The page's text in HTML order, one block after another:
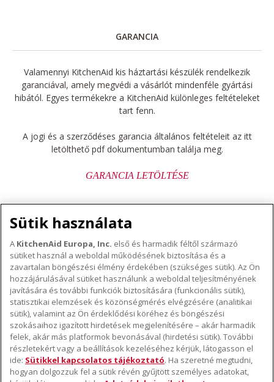
GARANCIA
Valamennyi KitchenAid kis háztartási készülék rendelkezik
garanciával, amely megvédi a vásárlót mindenféle gyártási
hibától. Egyes termékekre a KitchenAid különleges feltételeket
tart fenn.
A jogi és a szerződéses garancia általános feltételeit az itt
letölthető pdf dokumentumban találja meg.
GARANCIA LETÖLTÉSE
A KITCHENAID MÁRKÁRÓL
A márka lényege
A márka története
ODR
TÁMOGATÁS
Hol lehet megvenni
Garancia és dokumentumok
Ügyfélszolgálat
KÖVESSEN BENNÜNKET
Sütik használata
A KitchenAid Europa, Inc. első és harmadik féltől származó
sütiket használ a weboldal működésének biztosítása és a
zavartalan böngészési élmény érdekében (szükséges sütik). Az Ön
hozzájárulásával sütiket használunk a weboldal teljesítményének
javítására és további funkciók biztosítására (funkcionális sütik),
statisztikai elemzések és közönségmérés elvégzésére (analitikai
sütik), valamint az Ön érdeklődési köréhez és böngészési
szokásaihoz igazított hirdetések megjelenítésére – akár harmadik
felek, akár más platformok bevonásával (hirdetési sütik). További
részletekért vagy a beállítások kezeléséhez kérjük, látogasson el
ide: Sütikkel kapcsolatos tájékoztató. Ha szeretné megtudni,
hogyan dolgozzuk fel a sütik révén gyűjtött személyes adatokat,